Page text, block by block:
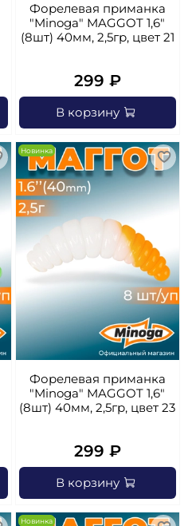
Форелевая приманка
"Minoga" MAGGOT 1,6"
(8шт) 40мм, 2,5гр, цвет 21
299 ₽
В корзину
Новинка
Форелевая приманка
"Minoga" MAGGOT 1,6"
(8шт) 40мм, 2,5гр, цвет 23
299 ₽
В корзину
Новинка